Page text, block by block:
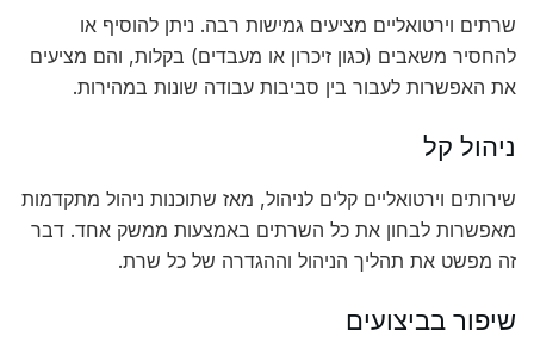
שרתים וירטואליים מציעים גמישות רבה. ניתן להוסיף או
להחסיר משאבים (כגון זיכרון או מעבדים) בקלות, והם מציעים
את האפשרות לעבור בין סביבות עבודה שונות במהירות.
ניהול קל
שירותים וירטואליים קלים לניהול, מאז שתוכנות ניהול מתקדמות
מאפשרות לבחון את כל השרתים באמצעות ממשק אחד. דבר
זה מפשט את תהליך הניהול וההגדרה של כל שרת.
שיפור בביצועים